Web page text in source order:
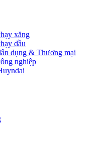
xăng
dầu
dụng & Thương mại
nghiệp